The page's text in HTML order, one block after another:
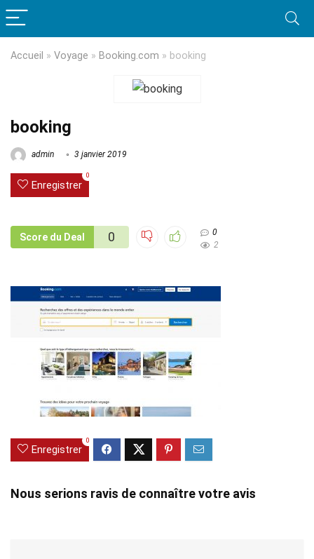
Accueil » Voyage » Booking.com » booking
booking
admin 3 janvier 2019
Enregistrer
0
Score du Deal 0
0
2
Enregistrer
0
Nous serions ravis de connaître votre avis